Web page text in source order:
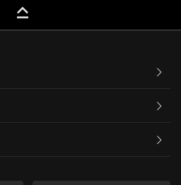
keyboard_capslock